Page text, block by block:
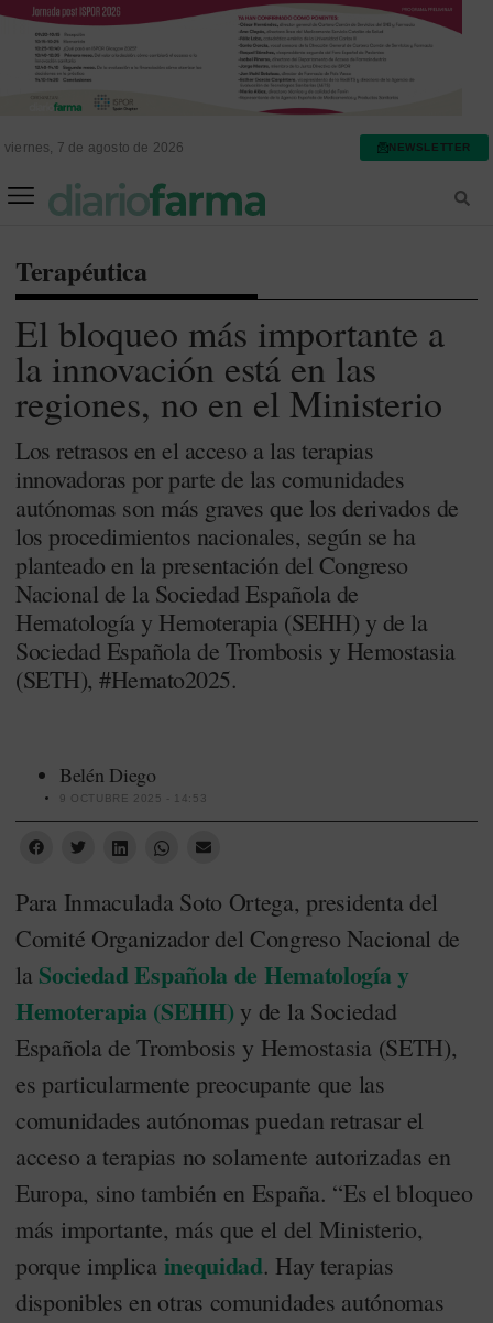
viernes, 7 de agosto de 2026 NEWSLETTER
Terapéutica
El bloqueo más importante a
la innovación está en las
regiones, no en el Ministerio
Los retrasos en el acceso a las terapias
innovadoras por parte de las comunidades
autónomas son más graves que los derivados de
los procedimientos nacionales, según se ha
planteado en la presentación del Congreso
Nacional de la Sociedad Española de
Hematología y Hemoterapia (SEHH) y de la
Sociedad Española de Trombosis y Hemostasia
(SETH), #Hemato2025.
Belén Diego
9 OCTUBRE 2025 - 14:53
Para Inmaculada Soto Ortega, presidenta del
Comité Organizador del Congreso Nacional de
la Sociedad Española de Hematología y
Hemoterapia (SEHH) y de la Sociedad
Española de Trombosis y Hemostasia (SETH),
es particularmente preocupante que las
comunidades autónomas puedan retrasar el
acceso a terapias no solamente autorizadas en
Europa, sino también en España. “Es el bloqueo
más importante, más que el del Ministerio,
porque implica inequidad. Hay terapias
disponibles en otras comunidades autónomas